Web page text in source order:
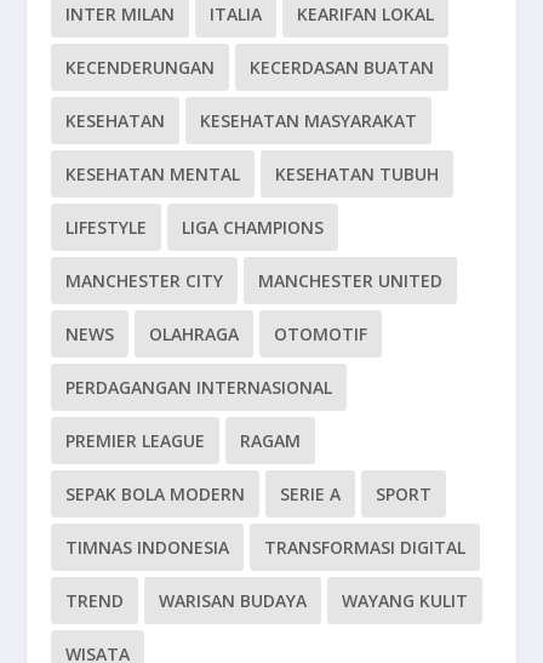
INTER MILAN ITALIA KEARIFAN LOKAL
KECENDERUNGAN KECERDASAN BUATAN
KESEHATAN KESEHATAN MASYARAKAT
KESEHATAN MENTAL KESEHATAN TUBUH
LIFESTYLE LIGA CHAMPIONS
MANCHESTER CITY MANCHESTER UNITED
NEWS OLAHRAGA OTOMOTIF
PERDAGANGAN INTERNASIONAL
PREMIER LEAGUE RAGAM
SEPAK BOLA MODERN SERIE A SPORT
TIMNAS INDONESIA TRANSFORMASI DIGITAL
TREND WARISAN BUDAYA WAYANG KULIT
WISATA